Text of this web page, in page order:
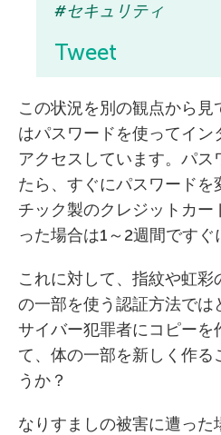
#セキュリティ
Tweet
この状況を別の観点から見
はパスワードを使ってイン
アクセスしています。パ
たら、すぐにパスワードを
チック製のクレジットカー
った場合は1～2週間ですぐ
これに対して、指紋や虹
の一部を使う認証方法では
サイバー犯罪者にコピーを
て、体の一部を新しく作る
うか？
なりすましの被害に遭っ